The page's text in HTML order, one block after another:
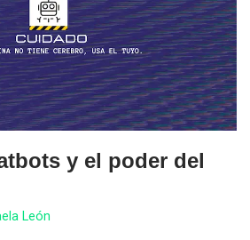
y el poder del
León